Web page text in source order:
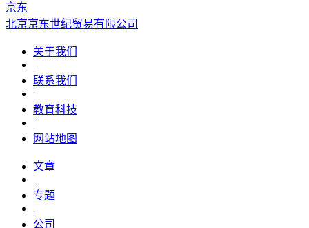
京东
北京京东世纪贸易有限公司
关于我们
|
联系我们
|
教育科技
|
网站地图
文章
|
专题
|
公司